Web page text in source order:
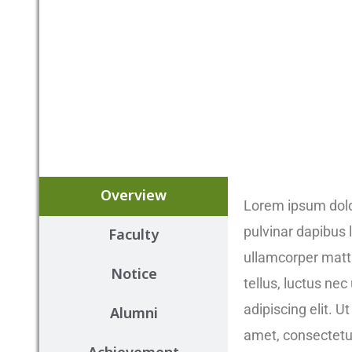
Overview
Faculty
Notice
Alumni
Lorem ipsum
pulvinar dapibus
ullamcorper
tellus, luctus
adipiscing elit.
amet,